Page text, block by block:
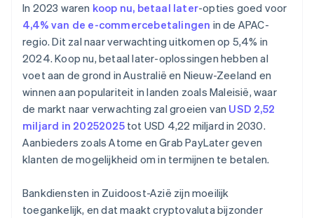
In 2023 waren koop nu, betaal later-opties goed voor
4,4% van de e-commercebetalingen in de APAC-
regio. Dit zal naar verwachting uitkomen op 5,4% in
2024. Koop nu, betaal later-oplossingen hebben al
voet aan de grond in Australië en Nieuw-Zeeland en
winnen aan populariteit in landen zoals Maleisië, waar
de markt naar verwachting zal groeien van USD 2,52
miljard in 20252025tot USD 4,22 miljard in 2030.
Aanbieders zoals Atome en Grab PayLater geven
klanten de mogelijkheid om in termijnen te betalen.
Bankdiensten in Zuidoost-Azië zijn moeilijk
toegankelijk, en dat maakt cryptovaluta bijzonder